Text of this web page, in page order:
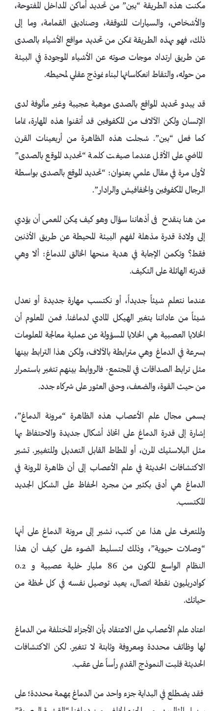
مكنت هذه الطريقة “بين” من تحديد أماكن المداخل المفتوحة،
والأشخاص، والسيارات المتوقفة، وصناديق القمامة، وما إلى
ذلك، فهو بهذه الطريقة تمكن من تحديد مواقع الأشياء بالصدى
عن طريق ارتداد موجات صوته عن الأشياء الموجودة في البيئة
من حوله، والتقاط انعكاساتها لبناء نموذج عقلي لمحيطه.
قد يبدو تحديد المواقع بالصدى موهبة عجيبة وغير مألوفة لدى
الإنسان ولكن الآلاف من المكفوفين قد أتقنوا هذه المهارة، تماما
كما فعل “بين”. سُجلت هذه الظاهرة من أربعينات القرن
الماضي على الأقل عندما صيغت كلمة “تحديد الموقع بالصدى”
لأول مرة في مقال علمي بعنوان: “تحديد الموقع بالصدى بواسطة
الرجال المكفوفين والخفافيش والرادار”.
من هنا ينقدح فى أذهاننا سؤال وهو كيف يمكن للعمى أن يؤدي
إلى ولادة قدرة مذهلة لفهم البيئة المحيطة عن طريق الأذنين
فقط؟ وتكمن الإجابة في هدية منحها الخالق للدماغ: ألا وهي
قدرته الهائلة على التكيف.
عندما نتعلم شيئاً جديداً، أو نكتسب مهارة جديدة أو نعدل
شيئاً من عاداتنا يتغير الهيكل المادي لدماغنا. فمن المعلوم أن
الخلايا العصبية هي الخلايا المسؤولة عن عملية معالجة المعلومات
بسرعة في الدماغ وهي مترابطة بالآلاف، ولكن هذا الترابط بينها
مثل ترابط الصداقات في المجتمع- فالروابط بينهم تتغير باستمرار
من حيث القوة، والضعف، وحتى العثور على شركاء جدد.
يسمى مجال علم الأعصاب هذه الظاهرة “مرونة الدماغ”،
إشارة إلى قدرة الدماغ على اتخاذ أشكال جديدة والاحتفاظ بها
مثل البلاستيك المرن، أو المطاط القابل التعديل وللتغيير. تشير
الاكتشافات الحديثة في علم الأعصاب إلى أن ظاهرة المرونة في
الدماغ هي أدق بكثير من مجرد الحفاظ على الشكل الجديد
المكتسب.
وللتعرف على هذا عن كثب، نشير إلى مرونة الدماغ على أنها
“وصلات حيوية”، وذلك لتسليط الضوء على كيف أن هذا
النظام الواسع المكون من 86 مليار خلية عصبية و 0.2
كوادربليون نقطة اتصال، يعيد توصيل نفسه في كل لحظة من
حياتك.
اعتاد علم الأعصاب على الاعتقاد بأن الأجزاء المختلفة من الدماغ
لها وظائف محددة ومعروفة وثابتة لا تتغير. لكن الاكتشافات
الحديثة قلبت النموذج القديم رأساً على عقب.
فقد يضطلع في البداية جزء واحد من الدماغ بمهمة محددة؛ على